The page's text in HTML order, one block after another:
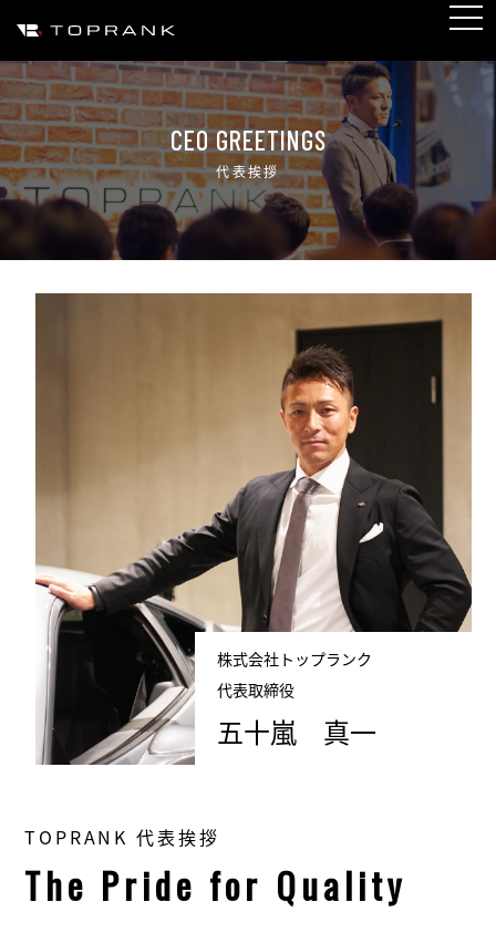
CEO GREETINGS
代表挨拶
株式会社トップランク
代表取締役
五十嵐 真一
TOPRANK 代表挨拶
The Pride for Quality